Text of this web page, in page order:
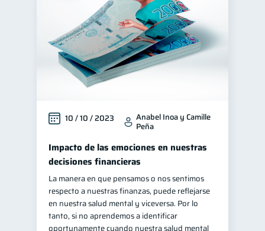
Educación Financiera 1
Fraudes 1 Mipymes 1
Información financiera 1
ahorro 1 Retiro 1
Doble sueldo
información financiera
10 / 10 / 2023 Anabel Inoa y Camille
Peña
Impacto de las emociones en nuestras
decisiones financieras
La manera en que pensamos o nos sentimos
respecto a nuestras finanzas, puede reflejarse
en nuestra salud mental y viceversa. Por lo
tanto, si no aprendemos a identificar
oportunamente cuando nuestra salud mental